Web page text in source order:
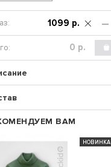
–
1099 р.
р.
ВАМ
НОВИНКА